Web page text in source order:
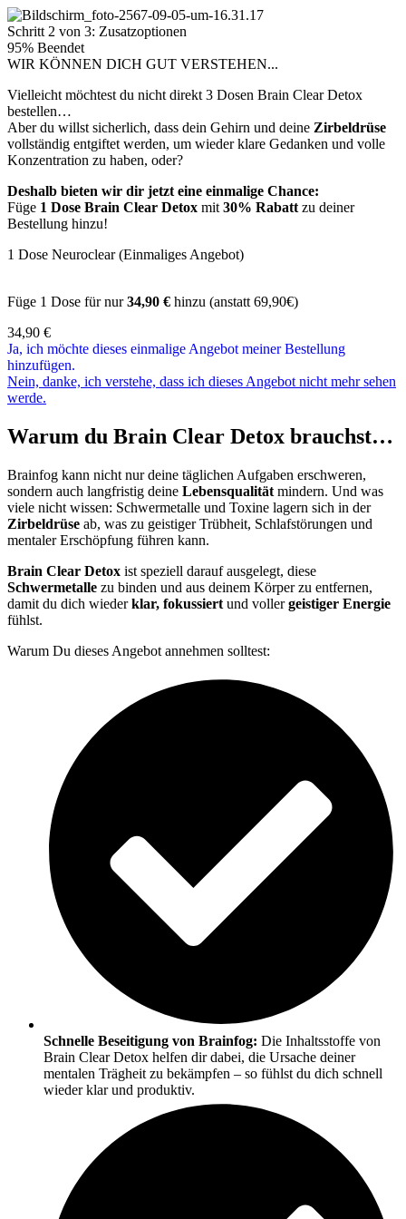
Schritt 2 von 3: Zusatzoptionen
95% Beendet
WIR KÖNNEN DICH GUT VERSTEHEN...
Vielleicht möchtest du nicht direkt 3 Dosen Brain Clear Detox
bestellen…
Aber du willst sicherlich, dass dein Gehirn und deine Zirbeldrüse
vollständig entgiftet werden, um wieder klare Gedanken und volle
Konzentration zu haben, oder?
Deshalb bieten wir dir jetzt eine einmalige Chance:
Füge 1 Dose Brain Clear Detox mit 30% Rabatt zu deiner
Bestellung hinzu!
1 Dose Neuroclear (Einmaliges Angebot)
Füge 1 Dose für nur34,90 € hinzu (anstatt 69,90€)
34,90 €
Ja, ich möchte dieses einmalige Angebot meiner Bestellung
hinzufügen.
Nein, danke, ich verstehe, dass ich dieses Angebot nicht mehr sehen
werde.
Warum du Brain Clear Detox brauchst…
Brainfog kann nicht nur deine täglichen Aufgaben erschweren,
sondern auch langfristig deine Lebensqualität mindern. Und was
viele nicht wissen: Schwermetalle und Toxine lagern sich in der
Zirbeldrüse ab, was zu geistiger Trübheit, Schlafstörungen und
mentaler Erschöpfung führen kann.
Brain Clear Detox ist speziell darauf ausgelegt, diese
Schwermetalle zu binden und aus deinem Körper zu entfernen,
damit du dich wiederklar, fokussiert und vollergeistiger Energie
fühlst.
Warum Du dieses Angebot annehmen solltest:
Schnelle Beseitigung von Brainfog: Die Inhaltsstoffe von
Brain Clear Detox helfen dir dabei, die Ursache deiner
mentalen Trägheit zu bekämpfen – so fühlst du dich schnell
wieder klar und produktiv.